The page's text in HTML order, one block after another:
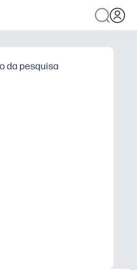
da pesquisa